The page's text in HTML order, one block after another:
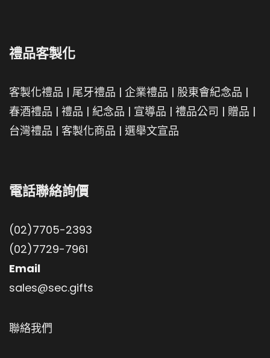
禮品客製化
客製化禮品 | 尾牙禮品 | 企業禮品 | 股東會紀念品 |
春酒禮品 | 禮品 | 紀念品 | 宣導品 | 禮品公司 | 贈品 |
台灣禮品 | 客製化商品 | 選舉文宣品
電話聯絡詢價
(02)7705-2393
(02)7729-7961
Email
sales@sec.gifts
聯絡我們